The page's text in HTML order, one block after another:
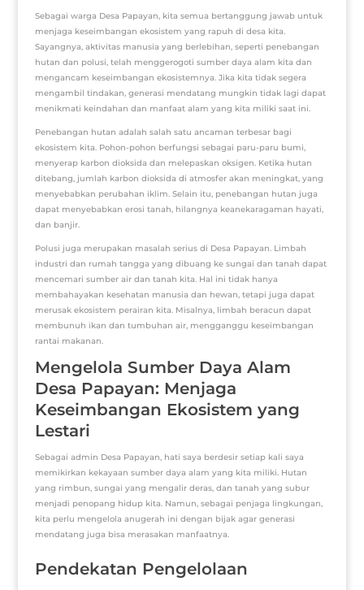
Sebagai warga Desa Papayan, kita semua bertanggung jawab untuk
menjaga keseimbangan ekosistem yang rapuh di desa kita.
Sayangnya, aktivitas manusia yang berlebihan, seperti penebangan
hutan dan polusi, telah menggerogoti sumber daya alam kita dan
mengancam keseimbangan ekosistemnya. Jika kita tidak segera
mengambil tindakan, generasi mendatang mungkin tidak lagi dapat
menikmati keindahan dan manfaat alam yang kita miliki saat ini.
Penebangan hutan adalah salah satu ancaman terbesar bagi
ekosistem kita. Pohon-pohon berfungsi sebagai paru-paru bumi,
menyerap karbon dioksida dan melepaskan oksigen. Ketika hutan
ditebang, jumlah karbon dioksida di atmosfer akan meningkat, yang
menyebabkan perubahan iklim. Selain itu, penebangan hutan juga
dapat menyebabkan erosi tanah, hilangnya keanekaragaman hayati,
dan banjir.
Polusi juga merupakan masalah serius di Desa Papayan. Limbah
industri dan rumah tangga yang dibuang ke sungai dan tanah dapat
mencemari sumber air dan tanah kita. Hal ini tidak hanya
membahayakan kesehatan manusia dan hewan, tetapi juga dapat
merusak ekosistem perairan kita. Misalnya, limbah beracun dapat
membunuh ikan dan tumbuhan air, mengganggu keseimbangan
rantai makanan.
Mengelola Sumber Daya Alam
Desa Papayan: Menjaga
Keseimbangan Ekosistem yang
Lestari
Sebagai admin Desa Papayan, hati saya berdesir setiap kali saya
memikirkan kekayaan sumber daya alam yang kita miliki. Hutan
yang rimbun, sungai yang mengalir deras, dan tanah yang subur
menjadi penopang hidup kita. Namun, sebagai penjaga lingkungan,
kita perlu mengelola anugerah ini dengan bijak agar generasi
mendatang juga bisa merasakan manfaatnya.
Pendekatan Pengelolaan